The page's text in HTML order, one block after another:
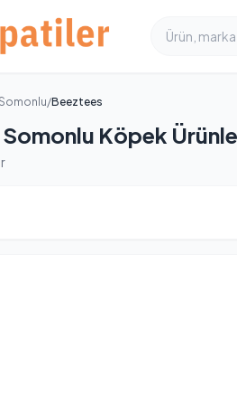
Somonlu/Beeztees
Köpek